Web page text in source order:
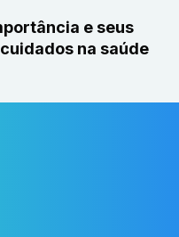
e seus
na saúde